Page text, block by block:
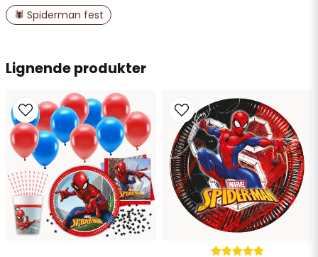
name
Navn
email
E-mailadresse
Ja, du kan offentliggøre mit spørgsmål
Lignende produkter
🕷️ Spiderman fest